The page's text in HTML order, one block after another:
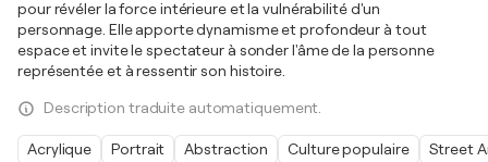
pour révéler la force intérieure et la vulnérabilité d'un
personnage. Elle apporte dynamisme et profondeur à tout
espace et invite le spectateur à sonder l'âme de la personne
représentée et à ressentir son histoire.
Description traduite automatiquement.
Acrylique Portrait Abstraction Culture populaire Street